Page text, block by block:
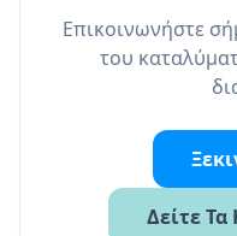
Επικοινωνήστε
του
Δείτε